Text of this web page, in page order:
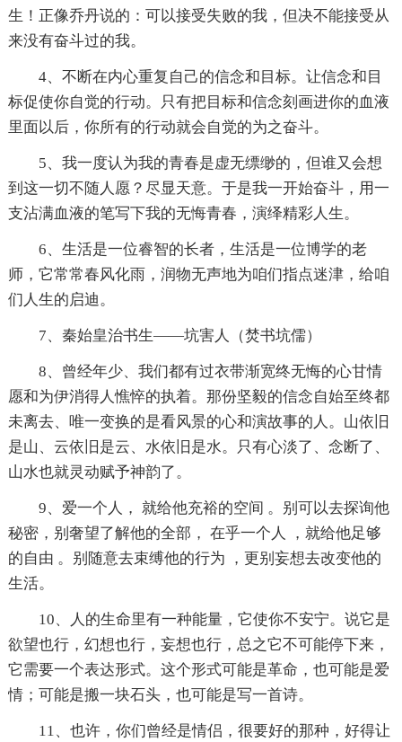
生！正像乔丹说的：可以接受失败的我，但决不能接受从
来没有奋斗过的我。
4、不断在内心重复自己的信念和目标。让信念和目
标促使你自觉的行动。只有把目标和信念刻画进你的血液
里面以后，你所有的行动就会自觉的为之奋斗。
5、我一度认为我的青春是虚无缥缈的，但谁又会想
到这一切不随人愿？尽显天意。于是我一开始奋斗，用一
支沾满血液的笔写下我的无悔青春，演绎精彩人生。
6、生活是一位睿智的长者，生活是一位博学的老
师，它常常春风化雨，润物无声地为咱们指点迷津，给咱
们人生的启迪。
7、秦始皇治书生——坑害人（焚书坑儒）
8、曾经年少、我们都有过衣带渐宽终无悔的心甘情
愿和为伊消得人憔悴的执着。那份坚毅的信念自始至终都
未离去、唯一变换的是看风景的心和演故事的人。山依旧
是山、云依旧是云、水依旧是水。只有心淡了、念断了、
山水也就灵动赋予神韵了。
9、爱一个人， 就给他充裕的空间 。别可以去探询他
秘密，别奢望了解他的全部， 在乎一个人 ，就给他足够
的自由 。别随意去束缚他的行为 ，更别妄想去改变他的
生活。
10、人的生命里有一种能量，它使你不安宁。说它是
欲望也行，幻想也行，妄想也行，总之它不可能停下来，
它需要一个表达形式。这个形式可能是革命，也可能是爱
情；可能是搬一块石头，也可能是写一首诗。
11、也许，你们曾经是情侣，很要好的那种，好得让